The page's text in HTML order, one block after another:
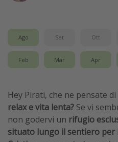
Ago Set Ott
Feb Mar Apr
Hey Pirati, che ne pensate
relax e vita lenta? Se vi
non godervi un rifugio
situato lungo il sentiero per